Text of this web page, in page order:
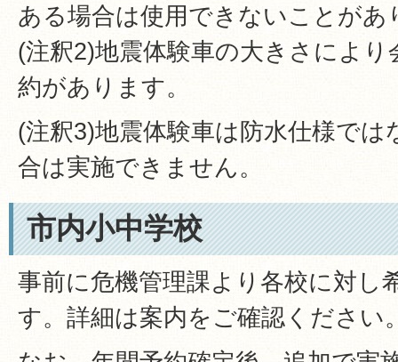
ある場合は使用できないことがあ
(注釈2)地震体験車の大きさにより
約があります。
(注釈3)地震体験車は防水仕様では
合は実施できません。
市内小中学校
事前に危機管理課より各校に対し
す。詳細は案内をご確認ください